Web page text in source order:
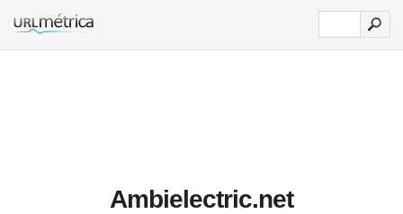
Ambielectric.net